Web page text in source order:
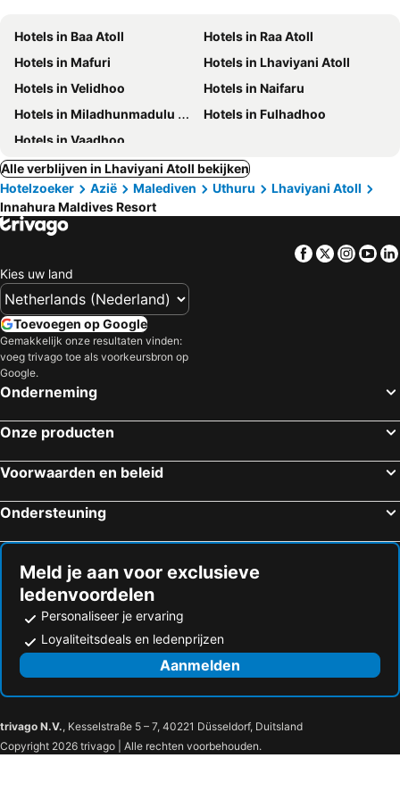
Hotels in Baa Atoll
Hotels in Raa Atoll
Hotels in Mafuri
Hotels in Lhaviyani Atoll
Hotels in Velidhoo
Hotels in Naifaru
Hotels in Miladhunmadulu Atoll
Hotels in Fulhadhoo
Hotels in Vaadhoo
Alle verblijven in Lhaviyani Atoll bekijken
Hotelzoeker
Azië Malediven Uthuru
Lhaviyani Atoll
Innahura Maldives Resort
Facebook
Twitter
Kies uw land
Toevoegen op Google
Gemakkelijk onze resultaten vinden:
voeg trivago toe als voorkeursbron op
Google.
Onderneming
Onze producten
Voorwaarden en beleid
Ondersteuning
Meld je aan voor exclusieve
ledenvoordelen
Personaliseer je ervaring
Loyaliteitsdeals en ledenprijzen
Aanmelden
trivago N.V., Kesselstraße 5 – 7, 40221 Düsseldorf, Duitsland
Copyright 2026 trivago | Alle rechten voorbehouden.